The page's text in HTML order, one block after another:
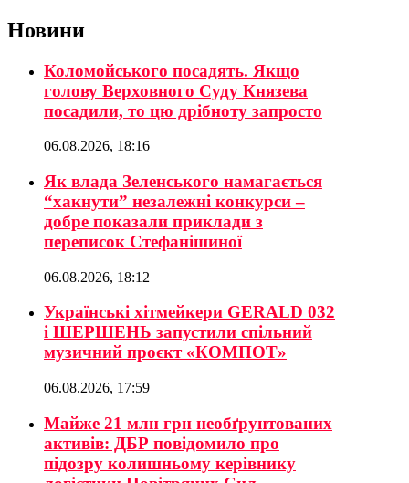
Новини
Коломойського посадять. Якщо
голову Верховного Суду Князева
посадили, то цю дрібноту запросто
06.08.2026, 18:16
Як влада Зеленського намагається
“хакнути” незалежні конкурси –
добре показали приклади з
переписок Стефанішиної
06.08.2026, 18:12
Українські хітмейкери GERALD 032
і ШЕРШЕНЬ запустили спільний
музичний проєкт «КОМПОТ»
06.08.2026, 17:59
Майже 21 млн грн необґрунтованих
активів: ДБР повідомило про
підозру колишньому керівнику